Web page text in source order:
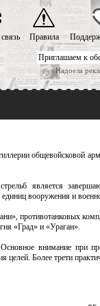
Приглашаем к
Надоела
Правила
общевойсковой
является
вооружения и
противотанковых
«Град» и «Ураган».
внимание при
Более трети